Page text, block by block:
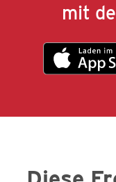
mit